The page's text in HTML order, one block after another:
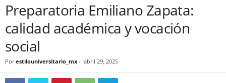
Preparatoria Emiliano Zapata:
calidad académica y vocación
social
Por estilouniversitario_mx - abril 29, 2025